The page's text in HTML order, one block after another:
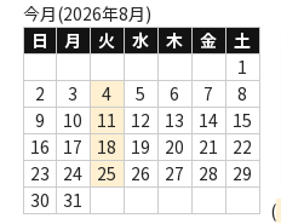
Webのみ no.2
Webのみ no.3
Webのみ no.4
売り切れ
今月(2026年8月)
日
月 火 水 木 金
土
1
2
3 4 5 6 7
8
9
10 11 12 13 14
15
16
17 18 19 20 21
22
23
24 25 26 27 28
29
30
31
(